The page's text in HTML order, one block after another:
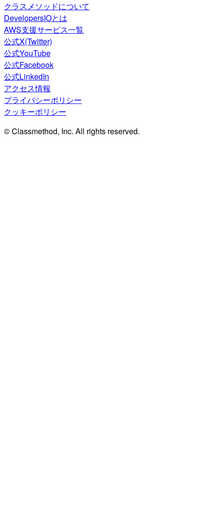
クラスメソッドについて
DevelopersIOとは
AWS支援サービス一覧
公式X(Twitter)
公式YouTube
公式Facebook
公式LinkedIn
アクセス情報
プライバシーポリシー
クッキーポリシー
© Classmethod, Inc. All rights reserved.